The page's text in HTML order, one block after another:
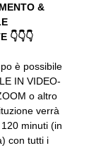
&
👇👇👇
è possibile
IN VIDEO-
o altro
verrà
minuti (in
con tutti i